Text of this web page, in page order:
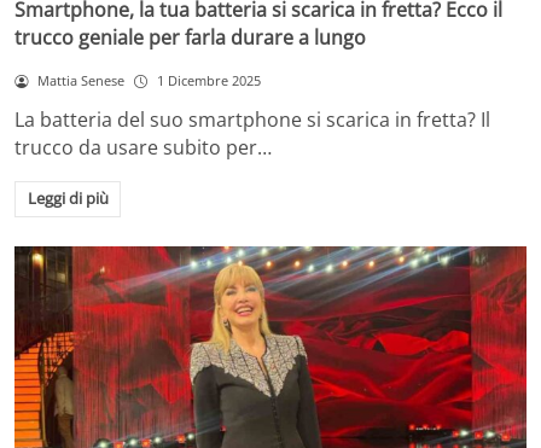
Smartphone, la tua batteria si scarica in fretta? Ecco il
trucco geniale per farla durare a lungo
Mattia Senese 1 Dicembre 2025
La batteria del suo smartphone si scarica in fretta? Il
trucco da usare subito per…
Leggi di più